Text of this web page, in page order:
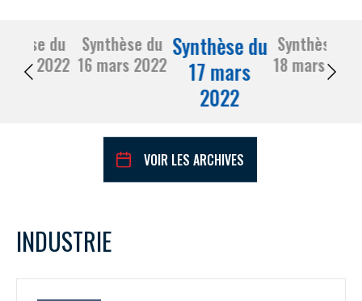
SYNTHÈSE DE PRESSE
COMMUNIQUÉS DE PRESSE
PRÉSENTATION
du
15 mars 2022
Synthèse du
16 mars 2022
Synthèse du
17 mars
2022
Synthèse du
18 mars 2022
VOIR LES ARCHIVES
L
1 2 3 4 5
6
INDUSTRIE
PAS ENCORE ADHÉRENT ?
Rejoignez une filière d’excellence et développez
DEMANDE D’ADHÉSION
Avez-vous un statut de droit français ?